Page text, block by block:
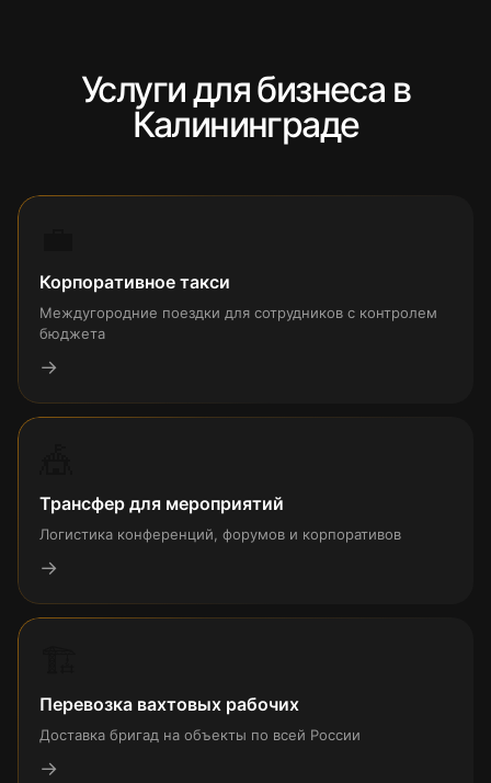
Услуги для бизнеса в
Калининграде
Корпоративное такси
Междугородние поездки для сотрудников с контролем
бюджета
→
Трансфер для мероприятий
Логистика конференций, форумов и корпоративов
→
Перевозка вахтовых рабочих
Доставка бригад на объекты по всей России
→